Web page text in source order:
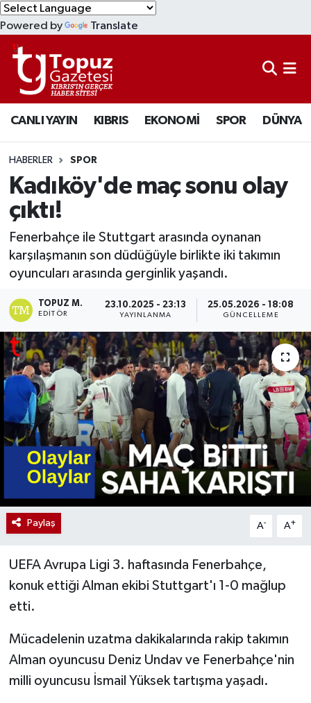
Powered by Translate
CANLI YAYIN KIBRIS EKONOMİ SPOR DÜNYA
HABERLER SPOR
Kadıköy'de maç sonu olay
çıktı!
Fenerbahçe ile Stuttgart arasında oynanan
karşılaşmanın son düdüğüyle birlikte iki takımın
oyuncuları arasında gerginlik yaşandı.
TOPUZ M.
EDITÖR
23.10.2025 - 23:13
YAYINLANMA
25.05.2026 - 18:08
GÜNCELLEME
Paylaş A- A+
UEFA Avrupa Ligi 3. haftasında Fenerbahçe,
konuk ettiği Alman ekibi Stuttgart'ı 1-0 mağlup
etti.
Mücadelenin uzatma dakikalarında rakip takımın
Alman oyuncusu Deniz Undav ve Fenerbahçe'nin
milli oyuncusu İsmail Yüksek tartışma yaşadı.
KIBRIS
DÜNYA
EKONOMİ
MAGAZİN
SAĞLIK
SPOR
TEKNOLOJİ
TÜRKİYE
Lefkoşa Nöbetçi Eczaneler
Lefkoşa Hava Durumu
Lefkoşa Trafik Yoğunluk Haritası
Süper Lig Puan Durumu ve Fikstür
Tüm Manşetler
Son Dakika Haberleri
Haber Arşivi